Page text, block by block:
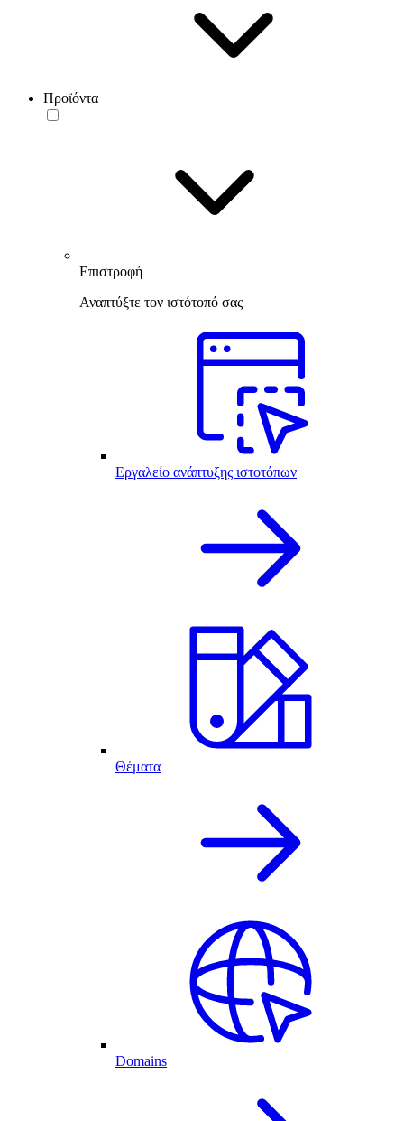
Προϊόντα
Επιστροφή
Αναπτύξτε τον ιστότοπό σας
Εργαλείο ανάπτυξης ιστοτόπων
Θέματα
Domains